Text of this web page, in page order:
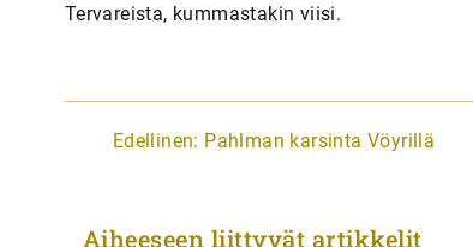
Tervareista, kummastakin viisi.
A
Edellinen: Pahlman karsinta Vöyrillä
Aiheeseen liittyvät artikkelit